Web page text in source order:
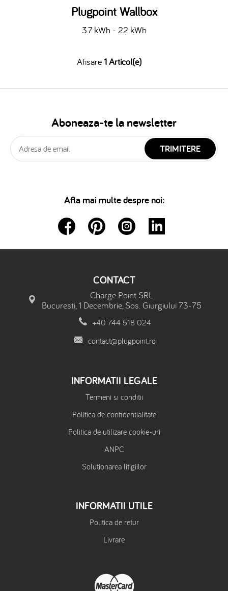
Plugpoint Wallbox
3.7 kWh - 22 kWh
Afisare1 Articol(e)
Aboneaza-te la newsletter
TRIMITERE
Afla mai multe despre noi:
CONTACT
Charge Point SRL
Bucuresti, 1 Decembrie, Sos. Giurgiului 73-75
+40 744 518 024
contact@plugpoint.ro
INFORMATII LEGALE
Termeni si conditii
Politica de confidentialitate
Politica de utilizare cookie-uri
ANPC
Solutionarea litigiilor
INFORMATII UTILE
Politica de retur
Livrare